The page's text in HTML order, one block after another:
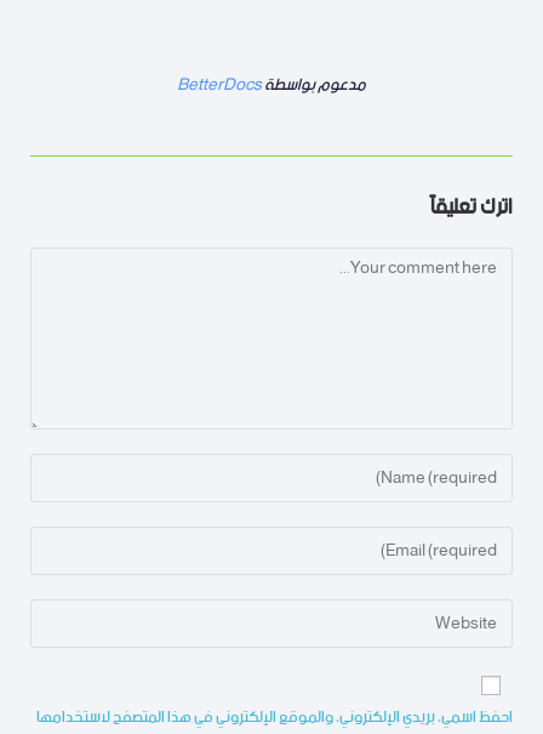
مدعوم بواسطةBetterDocs
اترك تعليقاً
احفظ اسمي، بريدي الإلكتروني، والموقع الإلكتروني في هذا المتصفح لاستخدامها